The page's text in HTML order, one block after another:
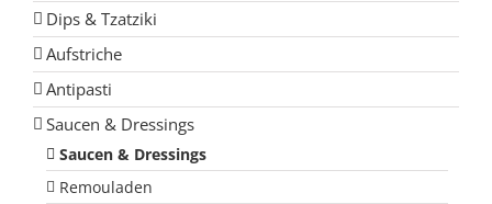
Dips & Tzatziki
Aufstriche
Antipasti
Saucen & Dressings
Saucen & Dressings
Remouladen